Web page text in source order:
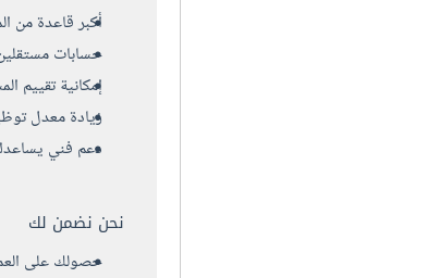
أكبر قاعدة من
حسابات
إمكانية تقييم
زيادة معدل
دعم فني
نحن نضمن لك
حصولك على